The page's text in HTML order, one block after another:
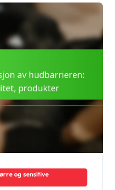
og sensitive